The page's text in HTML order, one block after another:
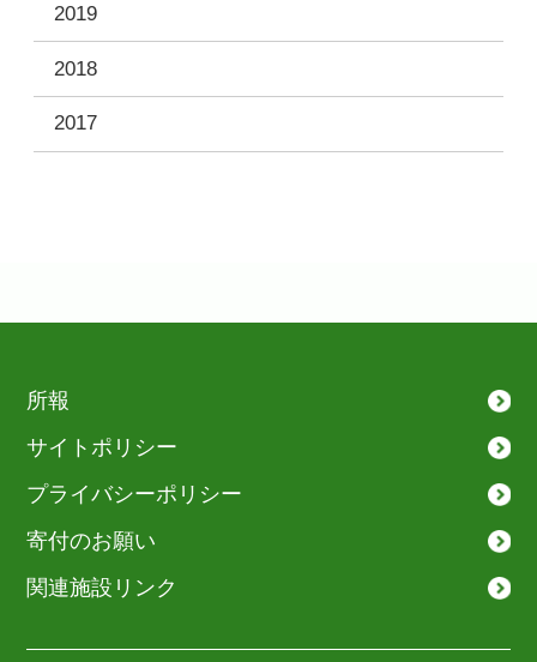
2019
2018
2017
所報
サイトポリシー
プライバシーポリシー
寄付のお願い
関連施設リンク